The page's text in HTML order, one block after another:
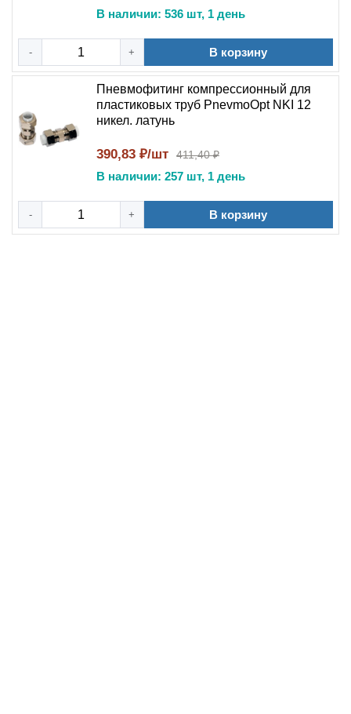
В наличии: 536 шт, 1 день
- + В корзину
Пневмофитинг компрессионный для
пластиковых труб PnevmoOpt NKI 12
никел. латунь
390,83 ₽/шт 411,40 ₽
В наличии: 257 шт, 1 день
- + В корзину